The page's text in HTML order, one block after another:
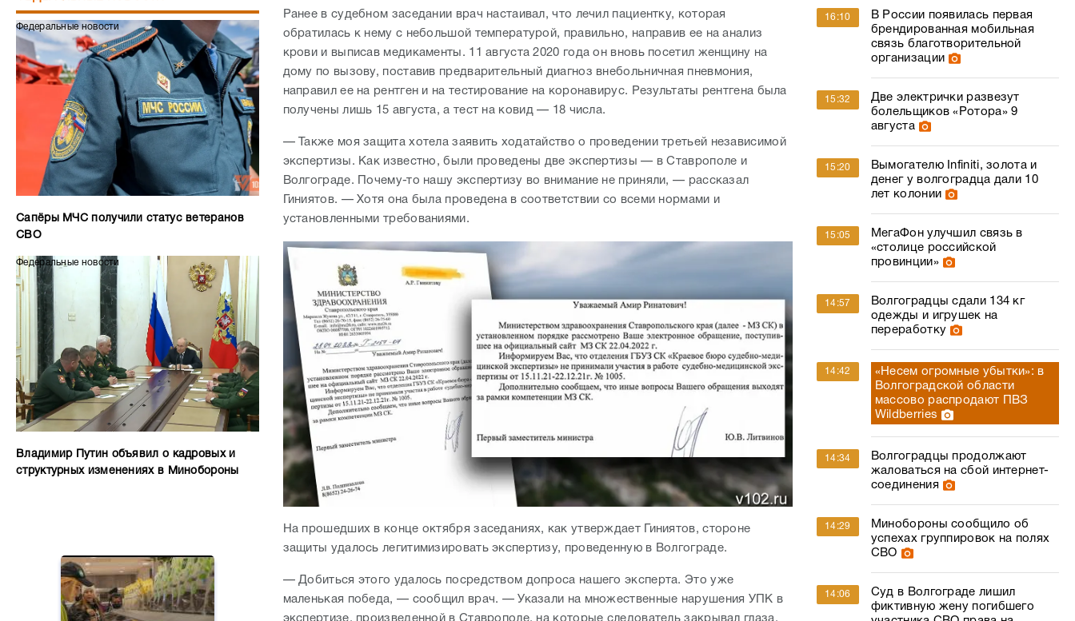
Федеральные новости
Сапёры МЧС получили статус ветеранов
СВО
Федеральные новости
Владимир Путин объявил о кадровых и
структурных изменениях в Минобороны
Ранее в судебном заседании врач настаивал, что лечил пациентку, которая
обратилась к нему с небольшой температурой, правильно, направив ее на анализ
крови и выписав медикаменты. 11 августа 2020 года он вновь посетил женщину на
дому по вызову, поставив предварительный диагноз внебольничная пневмония,
направил ее на рентген и на тестирование на коронавирус. Результаты рентгена была
получены лишь 15 августа, а тест на ковид — 18 числа.
— Также моя защита хотела заявить ходатайство о проведении третьей независимой
экспертизы. Как известно, были проведены две экспертизы — в Ставрополе и
Волгограде. Почему-то нашу экспертизу во внимание не приняли, — рассказал
Гиниятов. — Хотя она была проведена в соответствии со всеми нормами и
установленными требованиями.
На прошедших в конце октября заседаниях, как утверждает Гиниятов, стороне
защиты удалось легитимизировать экспертизу, проведенную в Волгограде.
— Добиться этого удалось посредством допроса нашего эксперта. Это уже
маленькая победа, — сообщил врач. — Указали на множественные нарушения УПК в
экспертизе, произведенной в Ставрополе, на которые следователь закрывал глаза,
16:10
В России появилась первая
брендированная мобильная
связь благотворительной
организации
15:32
Две электрички развезут
болельщиков «Ротора» 9
августа
15:20
Вымогателю Infiniti, золота и
денег у волгоградца дали 10
лет колонии
15:05
МегаФон улучшил связь в
«столице российской
провинции»
14:57
Волгоградцы сдали 134 кг
одежды и игрушек на
переработку
14:42
«Несем огромные убытки»: в
Волгоградской области
массово распродают ПВЗ
Wildberries
14:34
Волгоградцы продолжают
жаловаться на сбой интернет-
соединения
14:29
Минобороны сообщило об
успехах группировок на полях
СВО
14:06
Суд в Волгограде лишил
фиктивную жену погибшего